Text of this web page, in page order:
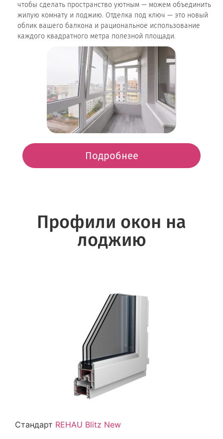
чтобы сделать пространство уютным — можем объединить
жилую комнату и лоджию. Отделка под ключ — это новый
облик вашего балкона и рациональное использование
каждого квадратного метра полезной площади.
Подробнее
Профили окон на
лоджию
Стандарт REHAU Blitz New